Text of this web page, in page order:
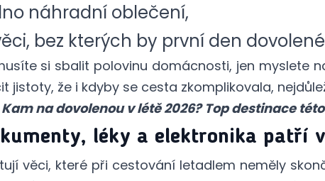
náhradní oblečení,
bez kterých by první den
si sbalit polovinu domácnosti, jen myslete
jistoty, že i kdyby se cesta zkomplikovala,
Kam na dovolenou v létě 2026? Top destinace
léky a elektronika patří
věci, které při cestování letadlem neměly